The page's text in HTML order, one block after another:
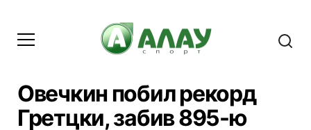
Овечкин побил рекорд
Гретцки, забив 895-ю